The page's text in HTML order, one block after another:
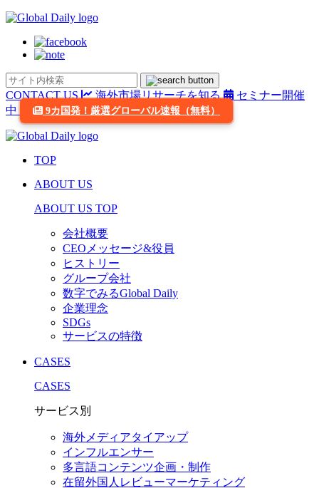
CONTACT US 海外市場リサーチを知る
セミナー開催
中
9カ国発！厳選グローバル速報（無料）
TOP
ABOUT US
ABOUT US TOP
会社概要
CEOメッセージ&役員
ヒストリー
グループ会社
数字でみるGlobal Daily
企業理念
SDGs
サービスの特徴
CASES
CASES
サービス別
海外メディアタイアップ
インフルエンサー
多言語コンテンツ企画・制作
在留外国⼈レビューマーケティング